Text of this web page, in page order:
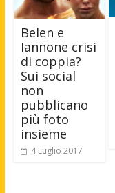
Belen e
Iannone crisi
di coppia?
Sui social
non
pubblicano
più foto
insieme
4 Luglio 2017